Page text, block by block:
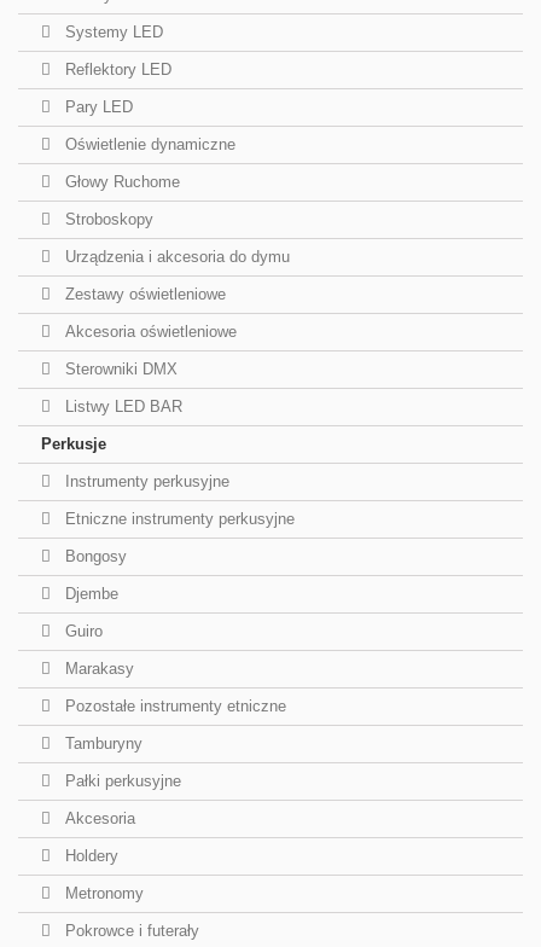
Systemy LED
Reflektory LED
Pary LED
Oświetlenie dynamiczne
Głowy Ruchome
Stroboskopy
Urządzenia i akcesoria do dymu
Zestawy oświetleniowe
Akcesoria oświetleniowe
Sterowniki DMX
Listwy LED BAR
Perkusje
Instrumenty perkusyjne
Etniczne instrumenty perkusyjne
Bongosy
Djembe
Guiro
Marakasy
Pozostałe instrumenty etniczne
Tamburyny
Pałki perkusyjne
Akcesoria
Holdery
Metronomy
Pokrowce i futerały